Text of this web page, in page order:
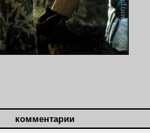
комментарии